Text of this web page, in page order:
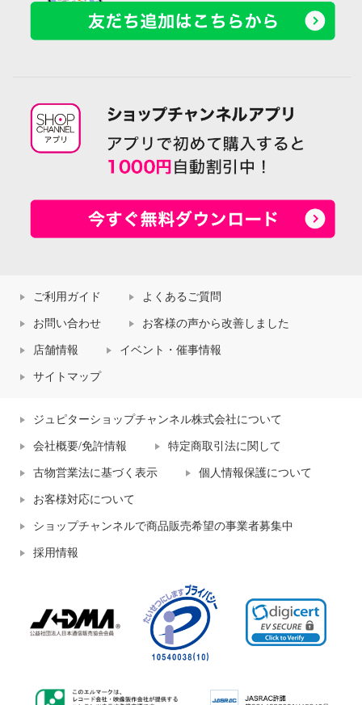
ご利用ガイド よくあるご質問
お問い合わせ お客様の声から改善しました
店舗情報 イベント・催事情報
サイトマップ
ジュピターショップチャンネル株式会社について
会社概要/免許情報 特定商取引法に関して
古物営業法に基づく表示 個人情報保護について
お客様対応について
ショップチャンネルで商品販売希望の事業者募集中
採用情報